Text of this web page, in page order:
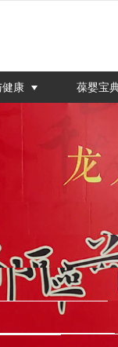
本过低导致无法
健康 葆婴宝